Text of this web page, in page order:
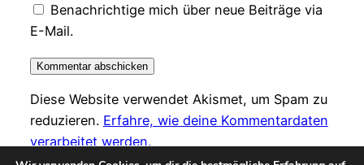
Benachrichtige mich über neue Beiträge via
E-Mail.
Diese Website verwendet Akismet, um Spam zu
reduzieren. Erfahre, wie deine Kommentardaten
verarbeitet werden.